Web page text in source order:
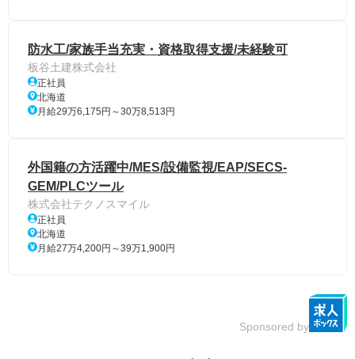
防水工/家族手当充実・資格取得支援/未経験可
板谷土建株式会社
正社員
北海道
月給29万6,175円～30万8,513円
外国籍の方活躍中/MES/設備監視/EAP/SECS-
GEM/PLCツール
株式会社テクノスマイル
正社員
北海道
月給27万4,200円～39万1,900円
Sponsored by